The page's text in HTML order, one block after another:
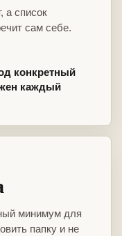
а список
сам себе.
конкретный
каждый
минимум для
папку и не